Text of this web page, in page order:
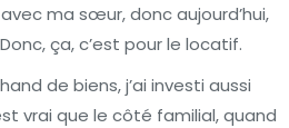
ma sœur, donc aujourd’hui,
ça, c’est pour le locatif.
de biens, j’ai investi aussi
vrai que le côté familial, quand